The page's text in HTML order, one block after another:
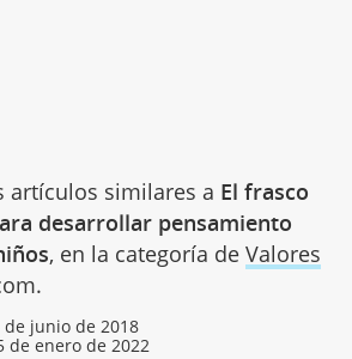
artículos similares a El frasco
desarrollar pensamiento
, en la categoría de Valores
de junio de 2018
de enero de 2022